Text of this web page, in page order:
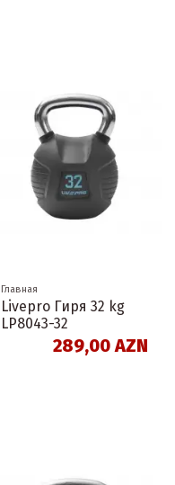
Главная
Livepro Гиря 32 kg
LP8043-32
289,00 AZN